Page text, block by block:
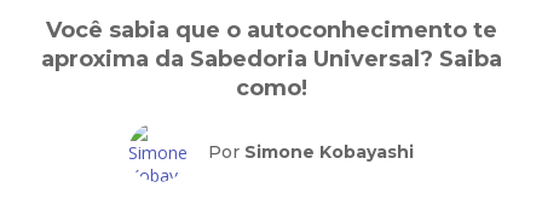
Você sabia que o autoconhecimento te
aproxima da Sabedoria Universal? Saiba
como!
Por Simone Kobayashi